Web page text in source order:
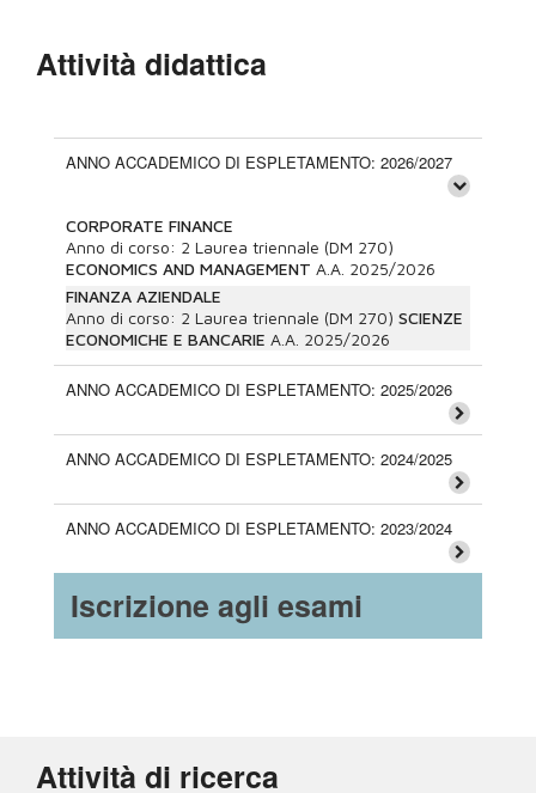
Attività didattica
ANNO ACCADEMICO DI ESPLETAMENTO: 2026/2027
CORPORATE FINANCE
Anno di corso: 2 Laurea triennale (DM 270)
ECONOMICS AND MANAGEMENT A.A. 2025/2026
FINANZA AZIENDALE
Anno di corso: 2 Laurea triennale (DM 270) SCIENZE
ECONOMICHE E BANCARIE A.A. 2025/2026
ANNO ACCADEMICO DI ESPLETAMENTO: 2025/2026
ANNO ACCADEMICO DI ESPLETAMENTO: 2024/2025
ANNO ACCADEMICO DI ESPLETAMENTO: 2023/2024
Iscrizione agli esami
Attività di ricerca